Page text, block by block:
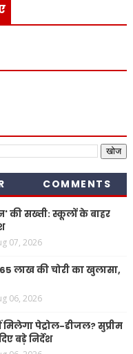
COMMENTS
की सख्ती: स्कूलों के बाहर
07, 2026
लाख की चोरी का खुलासा,
06, 2026
मिलेगा पेट्रोल-डीजल? सुप्रीम
बड़े निर्देश